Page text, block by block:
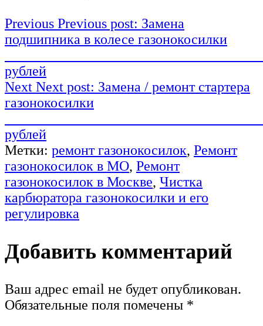
Previous Previous post: Замена
подшипника в колесе газонокосилки
рублей
Next Next post: Замена / ремонт стартера
газонокосилки
рублей
Метки: ремонт газонокосилок, Ремонт
газонокосилок в МО, Ремонт
газонокосилок в Москве, Чистка
карбюратора газонокосилки и его
регулировка
Добавить комментарий
Ваш адрес email не будет опубликован.
Обязательные поля помечены *